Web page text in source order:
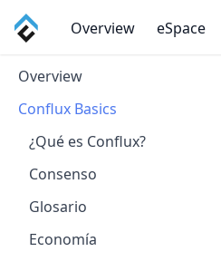
Overview eSpace
Overview
Conflux Basics
¿Qué es Conflux?
Consenso
Glosario
Economía